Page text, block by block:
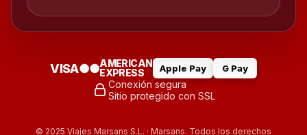
VISA●●AMERICAN
EXPRESS
Apple Pay G Pay
Conexión segura
Sitio protegido con SSL
© 2025 Viajes Marsans S.L. · Marsans. Todos los derechos